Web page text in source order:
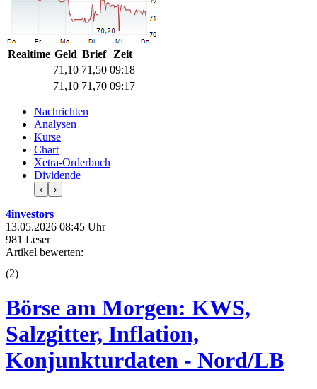
Realtime Geld Brief
Zeit
71,10 71,50 09:18
71,10 71,70 09:17
Nachrichten
Analysen
Kurse
Chart
Xetra-Orderbuch
Dividende
‹ ›
4investors
13.05.2026 08:45 Uhr
981 Leser
Artikel bewerten:
(2)
Börse am Morgen: KWS,
Salzgitter, Inflation,
Konjunkturdaten - Nord/LB